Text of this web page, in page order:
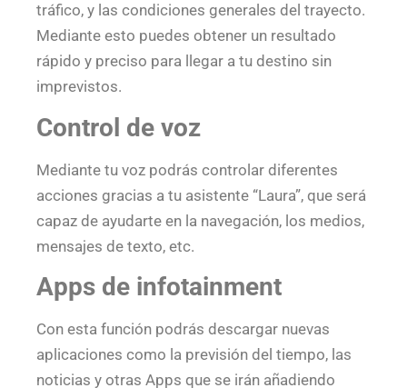
tráfico, y las condiciones generales del trayecto.
Mediante esto puedes obtener un resultado
rápido y preciso para llegar a tu destino sin
imprevistos.
Control de voz
Mediante tu voz podrás controlar diferentes
acciones gracias a tu asistente “Laura”, que será
capaz de ayudarte en la navegación, los medios,
mensajes de texto, etc.
Apps de infotainment
Con esta función podrás descargar nuevas
aplicaciones como la previsión del tiempo, las
noticias y otras Apps que se irán añadiendo